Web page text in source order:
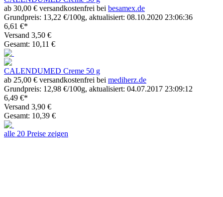
ab 30,00 € versandkostenfrei bei besamex.de
Grundpreis: 13,22 €/100g, aktualisiert: 08.10.2020 23:06:36
6,61 €*
Versand 3,50 €
Gesamt: 10,11 €
CALENDUMED Creme 50 g
ab 25,00 € versandkostenfrei bei mediherz.de
Grundpreis: 12,98 €/100g, aktualisiert: 04.07.2017 23:09:12
6,49 €*
Versand 3,90 €
Gesamt: 10,39 €
alle 20 Preise zeigen